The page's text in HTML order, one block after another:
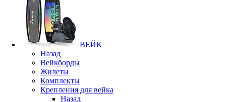
ВЕЙК
Назад
Вейкборды
Жилеты
Комплекты
Крепления для вейка
Назад